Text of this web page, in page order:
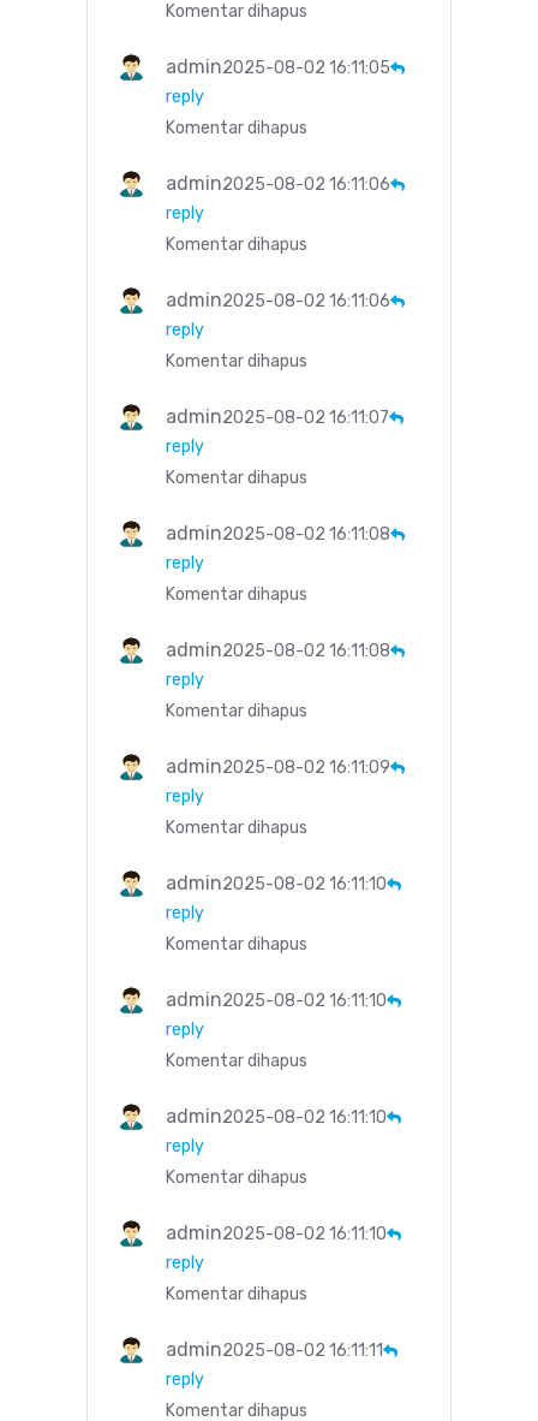
Komentar dihapus
admin2025-08-02 16:11:05
reply
Komentar dihapus
admin2025-08-02 16:11:06
reply
Komentar dihapus
admin2025-08-02 16:11:06
reply
Komentar dihapus
admin2025-08-02 16:11:07
reply
Komentar dihapus
admin2025-08-02 16:11:08
reply
Komentar dihapus
admin2025-08-02 16:11:08
reply
Komentar dihapus
admin2025-08-02 16:11:09
reply
Komentar dihapus
admin2025-08-02 16:11:10
reply
Komentar dihapus
admin2025-08-02 16:11:10
reply
Komentar dihapus
admin2025-08-02 16:11:10
reply
Komentar dihapus
admin2025-08-02 16:11:10
reply
Komentar dihapus
admin2025-08-02 16:11:11
reply
Komentar dihapus